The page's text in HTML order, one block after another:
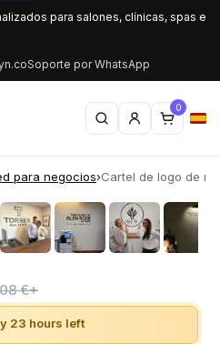
para salones, clínicas, spas e
Soporte por WhatsApp
0
para negocios›Cartel de logo de
›
€+
23 hours left